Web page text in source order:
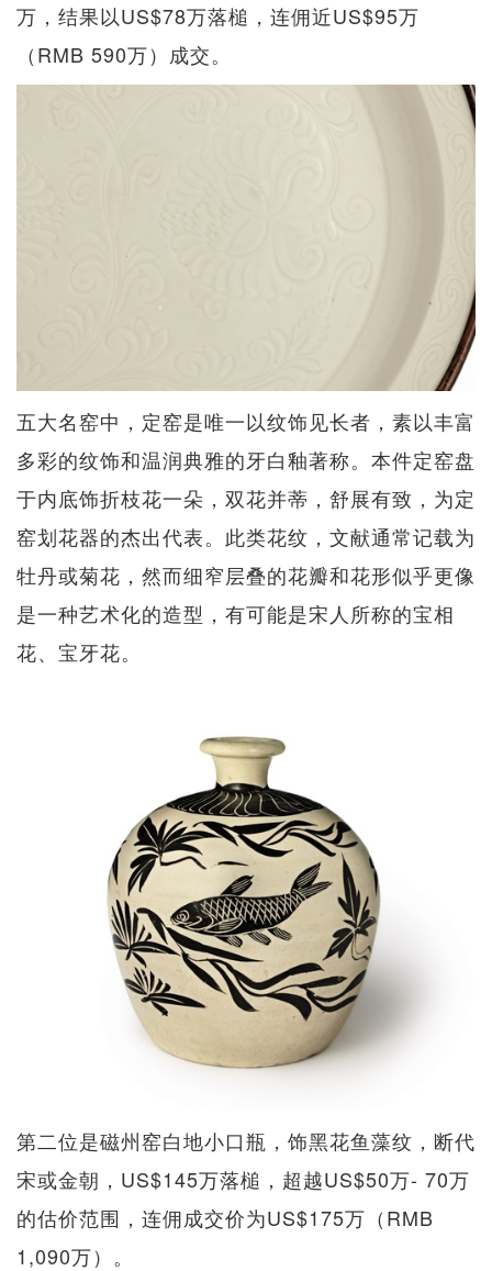
万，结果以US$78万落槌，连佣近US$95万
（RMB 590万）成交。
五大名窑中，定窑是唯一以纹饰见长者，素以丰富
多彩的纹饰和温润典雅的牙白釉著称。本件定窑盘
于内底饰折枝花一朵，双花并蒂，舒展有致，为定
窑划花器的杰出代表。此类花纹，文献通常记载为
牡丹或菊花，然而细窄层叠的花瓣和花形似乎更像
是一种艺术化的造型，有可能是宋人所称的宝相
花、宝牙花。
第二位是磁州窑白地小口瓶，饰黑花鱼藻纹，断代
宋或金朝，US$145万落槌，超越US$50万- 70万
的估价范围，连佣成交价为US$175万（RMB
1,090万）。